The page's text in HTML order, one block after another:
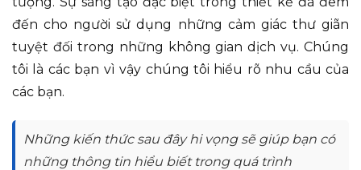
đến cho người sử dụng những cảm giác thư giãn
tuyệt đối trong những không gian dịch vụ. Chúng
tôi là các bạn vì vậy chúng tôi hiểu rõ nhu cầu của
các bạn.
Những kiến thức sau đây hi vọng sẽ giúp bạn có
những thông tin hiểu biết trong quá trình